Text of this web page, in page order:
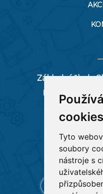
cookies
Tyto
soubory
nástroje s
Základní škola
Pěší 66/1, 712
tel: